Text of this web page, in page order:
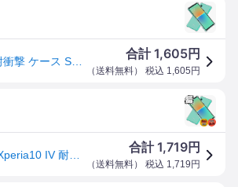
合計1,605円
（送料無料） 税込 1,605 円
合計1,719円
（送料無料） 税込 1,719 円